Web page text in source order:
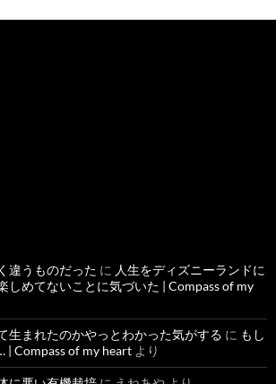
違うものだった に 人生をディズニーランドに
しめてないことに気づいた | Compass of my
生まれたのかやっとわかった気がする に もし
| Compass of my heart より